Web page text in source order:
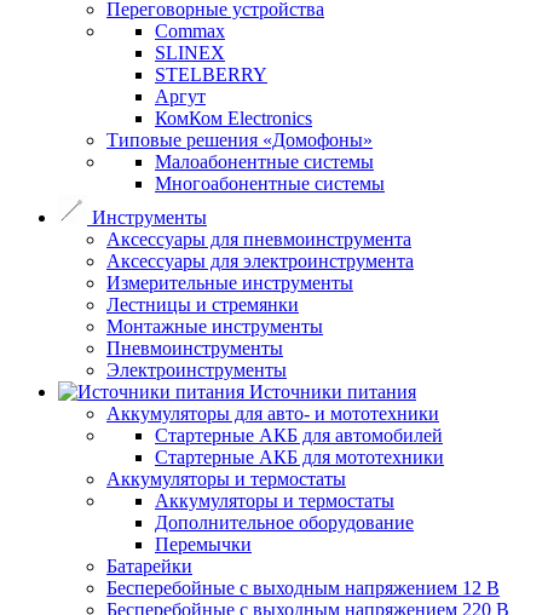
Переговорные устройства
Commax
SLINEX
STELBERRY
Аргут
КомКом Electronics
Типовые решения «Домофоны»
Малоабонентные системы
Многоабонентные системы
Инструменты
Аксессуары для пневмоинструмента
Аксессуары для электроинструмента
Измерительные инструменты
Лестницы и стремянки
Монтажные инструменты
Пневмоинструменты
Электроинструменты
Источники питания
Аккумуляторы для авто- и мототехники
Стартерные АКБ для автомобилей
Стартерные АКБ для мототехники
Аккумуляторы и термостаты
Аккумуляторы и термостаты
Дополнительное оборудование
Перемычки
Батарейки
Бесперебойные с выходным напряжением 12 В
Бесперебойные с выходным напряжением 220 В